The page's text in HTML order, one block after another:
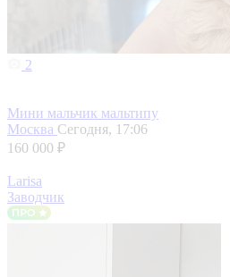
2
Мини мальчик мальтипу
Москва Сегодня, 17:06
160 000 ₽
Larisa
Заводчик